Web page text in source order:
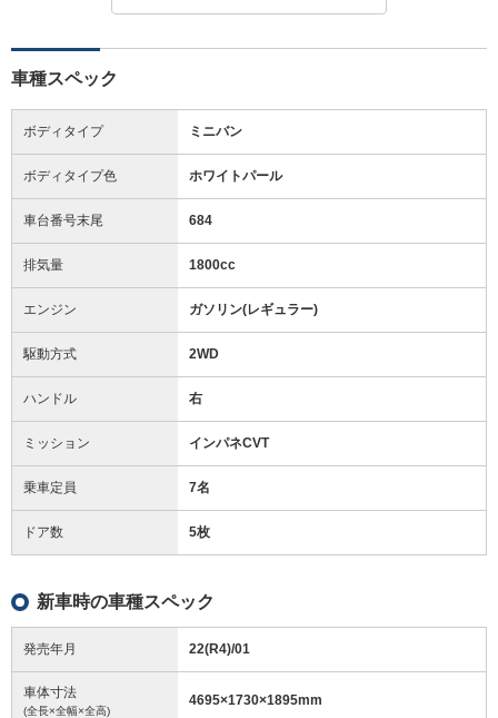
車種スペック
ボディタイプ ミニバン
ボディタイプ色 ホワイトパール
車台番号末尾 684
排気量 1800cc
エンジン ガソリン(レギュラー)
駆動方式 2WD
ハンドル 右
ミッション インパネCVT
乗車定員 7名
ドア数 5枚
新車時の車種スペック
発売年月 22(R4)/01
車体寸法
(全長×全幅×全高)
4695×1730×1895mm